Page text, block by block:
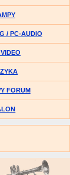
/ PC-AUDIO
FORUM